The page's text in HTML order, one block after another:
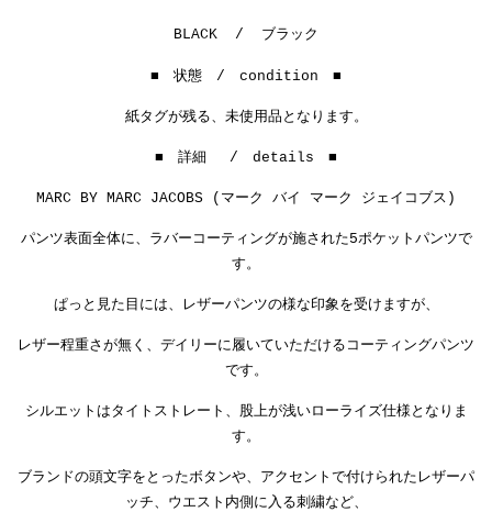
BLACK / ブラック
■ 状態 / condition ■
紙タグが残る、未使用品となります。
■ 詳細 / details ■
MARC BY MARC JACOBS (マーク バイ マーク ジェイコブス)
パンツ表面全体に、ラバーコーティングが施された5ポケットパンツで
す。
ぱっと見た目には、レザーパンツの様な印象を受けますが、
レザー程重さが無く、デイリーに履いていただけるコーティングパンツ
です。
シルエットはタイトストレート、股上が浅いローライズ仕様となりま
す。
ブランドの頭文字をとったボタンや、アクセントで付けられたレザーパ
ッチ、 ウエスト内側に入る刺繍など、